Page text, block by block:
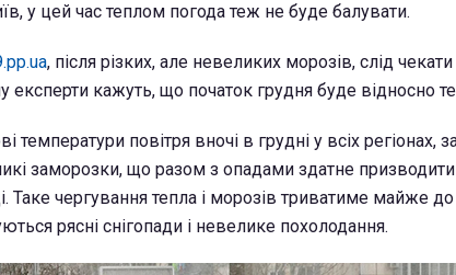
у цей час теплом погода теж не буде балувати.
, після різких, але невеликих морозів, слід
експерти кажуть, що початок грудня буде відносно
повітря вночі в грудні у всіх регіонах,
заморозки, що разом з опадами здатне
Таке чергування тепла і морозів триватиме майже до
рясні снігопади і невелике похолодання.